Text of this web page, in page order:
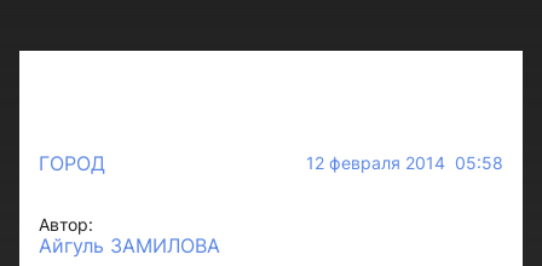
ГОРОД 12 февраля 2014 05:58
Автор:
Айгуль ЗАМИЛОВА